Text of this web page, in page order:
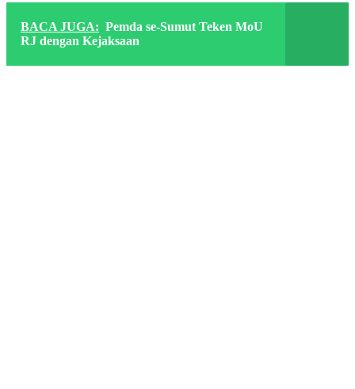
BACA JUGA: Pemda se-Sumut Teken MoU
RJ dengan Kejaksaan